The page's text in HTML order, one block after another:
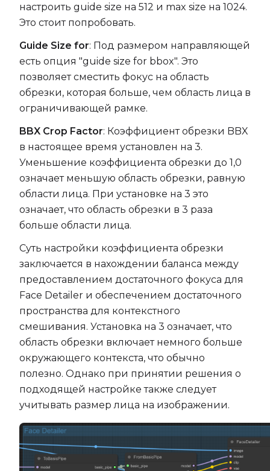
настроить guide size на 512 и max size на 1024.
Это стоит попробовать.
Guide Size for: Под размером направляющей
есть опция "guide size for bbox". Это
позволяет сместить фокус на область
обрезки, которая больше, чем область лица в
ограничивающей рамке.
BBX Crop Factor: Коэффициент обрезки BBX
в настоящее время установлен на 3.
Уменьшение коэффициента обрезки до 1,0
означает меньшую область обрезки, равную
области лица. При установке на 3 это
означает, что область обрезки в 3 раза
больше области лица.
Суть настройки коэффициента обрезки
заключается в нахождении баланса между
предоставлением достаточного фокуса для
Face Detailer и обеспечением достаточного
пространства для контекстного
смешивания. Установка на 3 означает, что
область обрезки включает немного больше
окружающего контекста, что обычно
полезно. Однако при принятии решения о
подходящей настройке также следует
учитывать размер лица на изображении.